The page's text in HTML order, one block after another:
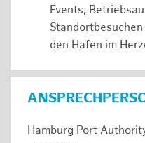
Events,
den Hafen im
Hamburg Port